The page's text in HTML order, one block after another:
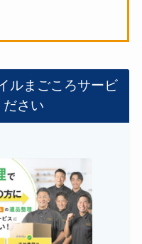
ルまごころサービ
ださい